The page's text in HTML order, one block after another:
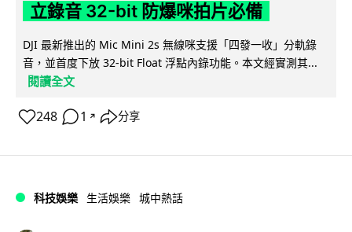
立錄音 32-bit 防爆咪拍片必備
DJI 最新推出的 Mic Mini 2s 無線咪支援「四發一收」分軌錄
音，並首度下放 32-bit Float 浮點內錄功能。本文經實測其...
閱讀全文
248 1 ↗ 分享
科技娛樂 生活娛樂 城中熱話